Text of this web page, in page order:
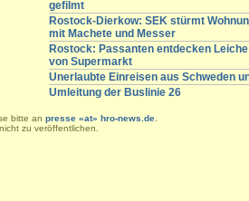
gefilmt
Rostock-Dierkow: SEK stürmt
mit Machete und Messer
Rostock: Passanten entdecken
von Supermarkt
Unerlaubte Einreisen aus Schweden
Umleitung der Buslinie 26
bitte an presse «at» hro-news.de
zu veröffentlichen.